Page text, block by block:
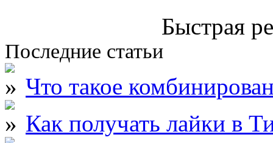
Быстрая
Последние статьи
Что такое
Как получать лайки в